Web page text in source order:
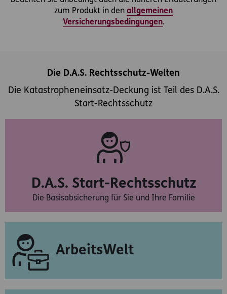
zum Produkt in den allgemeinen
Versicherungsbedingungen.
Die D.A.S. Rechtsschutz-Welten
Die Katastropheneinsatz-Deckung ist Teil des D.A.S.
Start-Rechtsschutz
D.A.S. Start-Rechtsschutz
Die Basisabsicherung für Sie und Ihre Familie
ArbeitsWelt